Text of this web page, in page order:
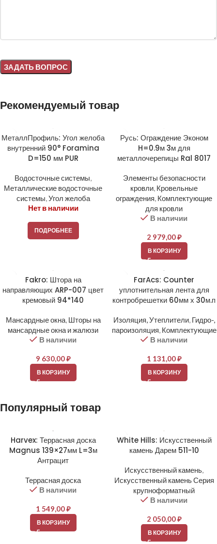
Рекомендуемый товар
МеталлПрофиль: Угол желоба
внутренний 90° Foramina
D=150 мм PUR
Водосточные системы,
Металлические водосточные
системы,Угол желоба
Нет в наличии
ПОДРОБНЕЕ
Русь: Ограждение Эконом
H=0.9м 3м для
металлочерепицы Ral 8017
Элементы безопасности
кровли, Кровельные
ограждения, Комплектующие
для кровли
В наличии
2 979,00₽
В КОРЗИНУ
Fakro: Штора на
направляющих ARP-007 цвет
кремовый 94*140
Мансардные окна, Шторы на
мансардные окна и жалюзи
В наличии
9 630,00₽
В КОРЗИНУ
FarAcs: Counter
уплотнительная лента для
контробрешетки 60мм х 30м.п
Изоляция, Утеплители, Гидро-,
пароизоляция, Комплектующие
В наличии
1 131,00₽
В КОРЗИНУ
Популярный товар
Harvex: Террасная доска
Magnus 139×27мм L=3м
Антрацит
Террасная доска
В наличии
1 549,00₽
В КОРЗИНУ
White Hills: Искусственный
камень Дарем 511-10
Искусственный камень,
Искусственный камень Серия
крупноформатный
В наличии
2 050,00₽
В КОРЗИНУ